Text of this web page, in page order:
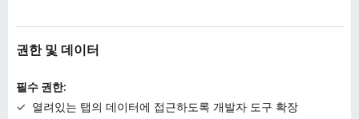
권한 및 데이터
필수 권한:
열려있는 탭의 데이터에 접근하도록 개발자 도구 확장